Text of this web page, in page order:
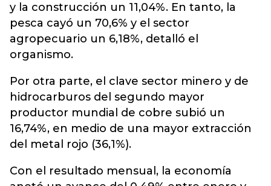
y la construcción un 11,04%. En tanto, la
pesca cayó un 70,6% y el sector
agropecuario un 6,18%, detalló el
organismo.
Por otra parte, el clave sector minero y de
hidrocarburos del segundo mayor
productor mundial de cobre subió un
16,74%, en medio de una mayor extracción
del metal rojo (36,1%).
Con el resultado mensual, la economía